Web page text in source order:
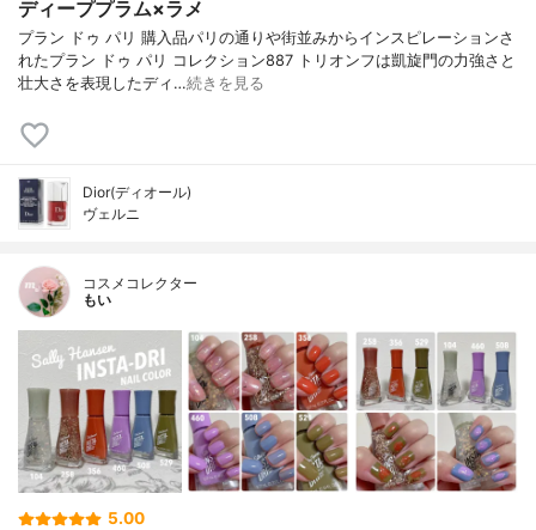
ディーププラム×ラメ
プラン ドゥ パリ 購入品パリの通りや街並みからインスピレーションさ
れたプラン ドゥ パリ コレクション887 トリオンフは凱旋門の力強さと
壮大さを表現したディ…続きを見る
Dior(ディオール)
ヴェルニ
コスメコレクター
もい
5.00